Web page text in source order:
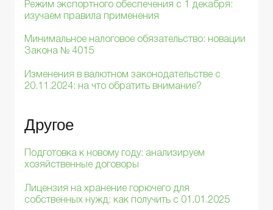
Режим экспортного обеспечения с 1 декабря:
изучаем правила применения
Минимальное налоговое обязательство: новации
Закона № 4015
Изменения в валютном законодательстве с
20.11.2024: на что обратить внимание?
Другое
Подготовка к новому году: анализируем
хозяйственные договоры
Лицензия на хранение горючего для
собственных нужд: как получить с 01.01.2025